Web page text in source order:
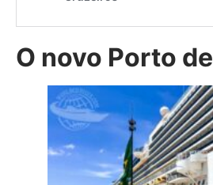
O novo Porto